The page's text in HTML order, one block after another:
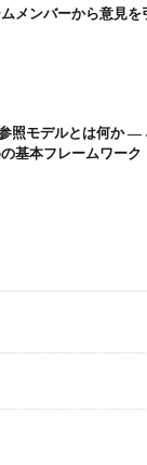
メンバーから意見
照モデルとは何か ―
基本フレームワーク